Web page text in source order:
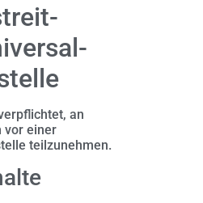
an
vor einer
teilzunehmen.